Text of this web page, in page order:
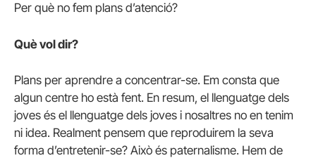
Per què no fem plans d’atenció?
Què vol dir?
Plans per aprendre a concentrar-se. Em consta que
algun centre ho està fent. En resum, el llenguatge dels
joves és el llenguatge dels joves i nosaltres no en tenim
ni idea. Realment pensem que reproduirem la seva
forma d’entretenir-se? Això és paternalisme. Hem de